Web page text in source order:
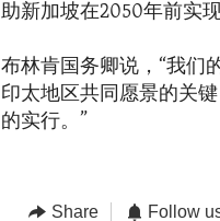
助新加坡在2050年前实
布林肯国务卿说，“我们
印太地区共同愿景的关
的实行。”
Share Follow